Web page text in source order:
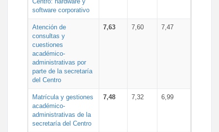
software corporativo
Atención de
consultas y
cuestiones
académico-
administrativas por
parte de la secretaría
del Centro
7,63 7,60 7,47
Matrícula y gestiones
académico-
administrativas de la
secretaría del Centro
7,48 7,32 6,99